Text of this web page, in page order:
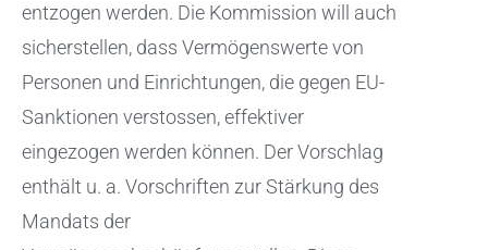
entzogen werden. Die Kommission will auch
sicherstellen, dass Vermögenswerte von
Personen und Einrichtungen, die gegen EU-
Sanktionen verstossen, effektiver
eingezogen werden können. Der Vorschlag
enthält u. a. Vorschriften zur Stärkung des
Mandats der